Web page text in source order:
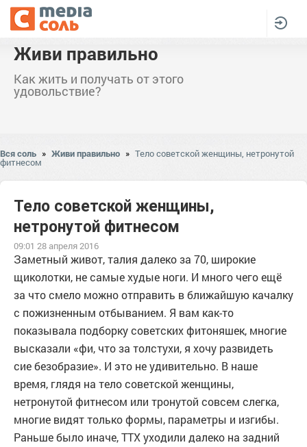
Живи правильно
Как жить и получать от этого
удовольствие?
Вся соль » Живи правильно » Тело советской женщины, нетронутой
фитнесом
Тело советской женщины,
нетронутой фитнесом
09:01 28 апреля 2016
Заметный живот, талия далеко за 70, широкие
щиколотки, не самые худые ноги. И много чего ещё
за что смело можно отправить в ближайшую качалку
с пожизненным отбыванием. Я вам как-то
показывала подборку советских фитоняшек, многие
высказали «фи, что за толстухи, я хочу развидеть
сие безобразие». И это не удивительно. В наше
время, глядя на тело советской женщины,
нетронутой фитнесом или тронутой совсем слегка,
многие видят только формы, параметры и изгибы.
Раньше было иначе, ТТХ уходили далеко на задний